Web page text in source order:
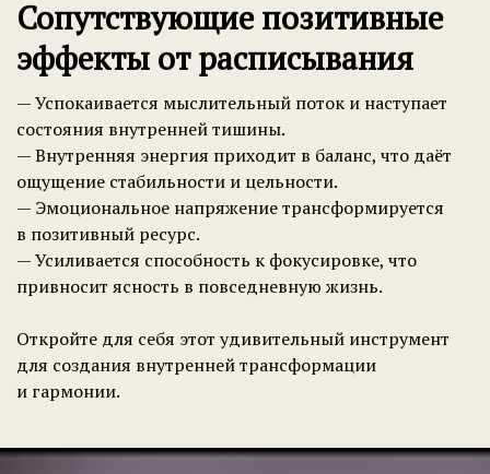
Сопутствующие позитивные
эффекты от расписывания
— Успокаивается мыслительный поток и наступает
состояния внутренней тишины.
— Внутренняя энергия приходит в баланс, что даёт
ощущение стабильности и цельности.
— Эмоциональное напряжение трансформируется
в позитивный ресурс.
— Усиливается способность к фокусировке, что
привносит ясность в повседневную жизнь.
Откройте для себя этот удивительный инструмент
для создания внутренней трансформации
и гармонии.